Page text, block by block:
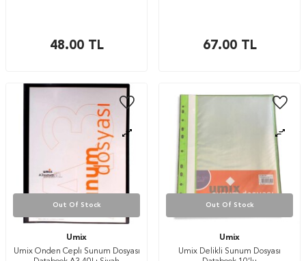
48.00TL 67.00TL
Out Of Stock
Umix
Umix Onden Ceplı Sunum Dosyası
Out Of Stock
Umix
Umix Delikli Sunum Dosyası